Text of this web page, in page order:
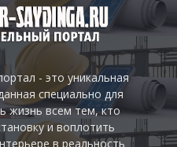
- это уникальная
специально для
жизнь всем тем, кто
и воплотить
в реальность